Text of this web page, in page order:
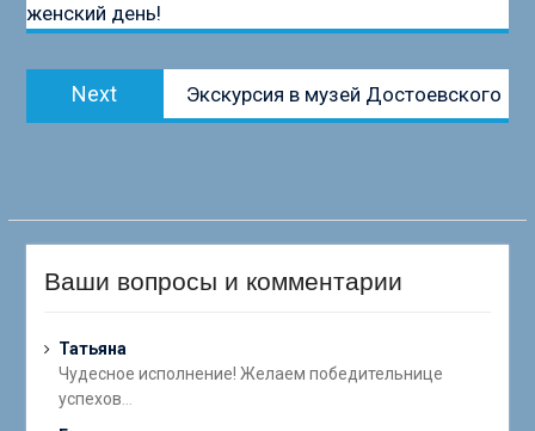
записям
женский день!
Next
post:
Экскурсия в музей Достоевского
Ваши вопросы и комментарии
Татьяна
Чудесное исполнение! Желаем победительнице
успехов